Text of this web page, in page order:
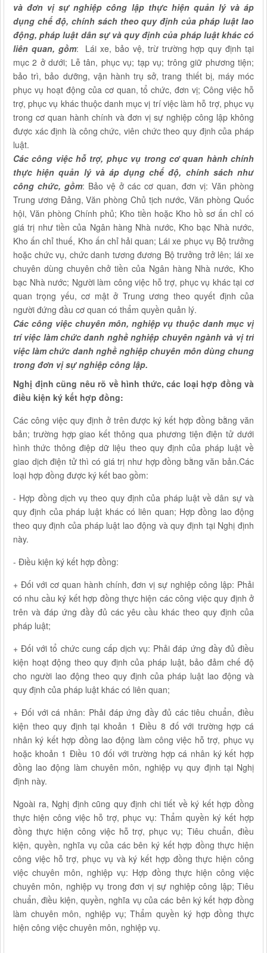
và đơn vị sự nghiệp công lập thực hiện quản lý và áp
dụng chế độ, chính sách theo quy định của pháp luật lao
động, pháp luật dân sự và quy định của pháp luật khác có
liên quan, gồm: Lái xe, bảo vệ, trừ trường hợp quy định tại
mục 2 ở dưới; Lễ tân, phục vụ; tạp vụ; trông giữ phương tiện;
bảo trì, bảo dưỡng, vận hành trụ sở, trang thiết bị, máy móc
phục vụ hoạt động của cơ quan, tổ chức, đơn vị; Công việc hỗ
trợ, phục vụ khác thuộc danh mục vị trí việc làm hỗ trợ, phục vụ
trong cơ quan hành chính và đơn vị sự nghiệp công lập không
được xác định là công chức, viên chức theo quy định của pháp
luật.
Các công việc hỗ trợ, phục vụ trong cơ quan hành chính
thực hiện quản lý và áp dụng chế độ, chính sách như
công chức, gồm: Bảo vệ ở các cơ quan, đơn vị: Văn phòng
Trung ương Đảng, Văn phòng Chủ tịch nước, Văn phòng Quốc
hội, Văn phòng Chính phủ; Kho tiền hoặc Kho hồ sơ ấn chỉ có
giá trị như tiền của Ngân hàng Nhà nước, Kho bạc Nhà nước,
Kho ấn chỉ thuế, Kho ấn chỉ hải quan; Lái xe phục vụ Bộ trưởng
hoặc chức vụ, chức danh tương đương Bộ trưởng trở lên; lái xe
chuyên dùng chuyên chở tiền của Ngân hàng Nhà nước, Kho
bạc Nhà nước; Người làm công việc hỗ trợ, phục vụ khác tại cơ
quan trọng yếu, cơ mật ở Trung ương theo quyết định của
người đứng đầu cơ quan có thẩm quyền quản lý.
Các công việc chuyên môn, nghiệp vụ thuộc danh mục vị
trí việc làm chức danh nghề nghiệp chuyên ngành và vị trí
việc làm chức danh nghề nghiệp chuyên môn dùng chung
trong đơn vị sự nghiệp công lập.
Nghị định cũng nêu rõ về hình thức, các loại hợp đồng và
điều kiện ký kết hợp đồng:
Các công việc quy định ở trên được ký kết hợp đồng bằng văn
bản; trường hợp giao kết thông qua phương tiện điện tử dưới
hình thức thông điệp dữ liệu theo quy định của pháp luật về
giao dịch điện tử thì có giá trị như hợp đồng bằng văn bản.Các
loại hợp đồng được ký kết bao gồm:
- Hợp đồng dịch vụ theo quy định của pháp luật về dân sự và
quy định của pháp luật khác có liên quan; Hợp đồng lao động
theo quy định của pháp luật lao động và quy định tại Nghị định
này.
- Điều kiện ký kết hợp đồng:
+ Đối với cơ quan hành chính, đơn vị sự nghiệp công lập: Phải
có nhu cầu ký kết hợp đồng thực hiện các công việc quy định ở
trên và đáp ứng đầy đủ các yêu cầu khác theo quy định của
pháp luật;
+ Đối với tổ chức cung cấp dịch vụ: Phải đáp ứng đầy đủ điều
kiện hoạt động theo quy định của pháp luật, bảo đảm chế độ
cho người lao động theo quy định của pháp luật lao động và
quy định của pháp luật khác có liên quan;
+ Đối với cá nhân: Phải đáp ứng đầy đủ các tiêu chuẩn, điều
kiện theo quy định tại khoản 1 Điều 8 đố với trường hợp cá
nhân ký kết hợp đồng lao động làm công việc hỗ trợ, phục vụ
hoặc khoản 1 Điều 10 đối với trường hợp cá nhân ký kết hợp
đồng lao động làm chuyên môn, nghiệp vụ quy định tại Nghị
định này.
Ngoài ra, Nghị định cũng quy định chi tiết về ký kết hợp đồng
thực hiện công việc hỗ trợ, phục vụ: Thẩm quyền ký kết hợp
đồng thực hiện công việc hỗ trợ, phục vụ; Tiêu chuẩn, điều
kiện, quyền, nghĩa vụ của các bên ký kết hợp đồng thực hiện
công việc hỗ trợ, phục vụ và ký kết hợp đồng thực hiện công
việc chuyên môn, nghiệp vụ: Hợp đồng thực hiện công việc
chuyên môn, nghiệp vụ trong đơn vị sự nghiệp công lập; Tiêu
chuẩn, điều kiện, quyền, nghĩa vụ của các bên ký kết hợp đồng
làm chuyên môn, nghiệp vụ; Thẩm quyền ký hợp đồng thực
hiện công việc chuyên môn, nghiệp vụ.